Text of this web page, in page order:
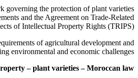
governing the protection of plant varieties
and the Agreement on Trade-Related
of Intellectual Property Rights (TRIPS).
of agricultural development and
environmental and economic challenges.
– plant varieties – Moroccan law.